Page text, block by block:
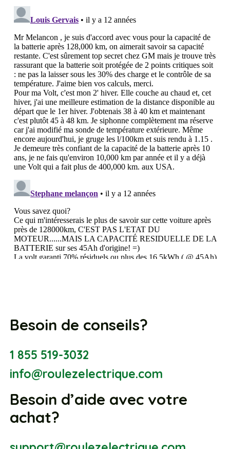
Besoin de conseils?
1 855 519-3032
info@roulezelectrique.com
Besoin d’aide avec votre
achat?